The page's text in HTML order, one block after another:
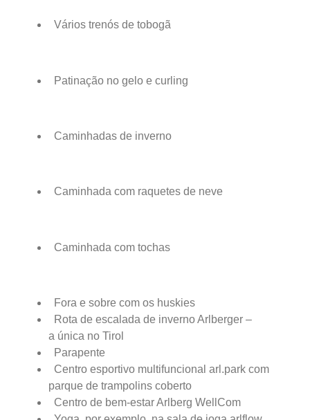
Vários trenós de tobogã
Patinação no gelo e curling
Caminhadas de inverno
Caminhada com raquetes de neve
Caminhada com tochas
Fora e sobre com os huskies
Rota de escalada de inverno Arlberger –
a única no Tirol
Parapente
Centro esportivo multifuncional arl.park com
parque de trampolins coberto
Centro de bem-estar Arlberg WellCom